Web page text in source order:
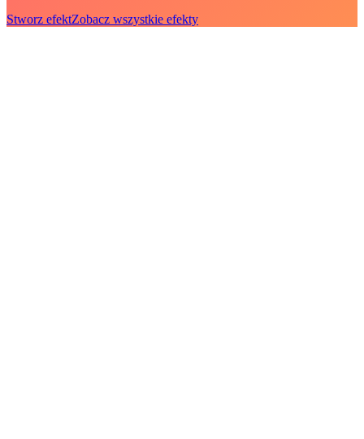
Stworz efektZobacz wszystkie efekty